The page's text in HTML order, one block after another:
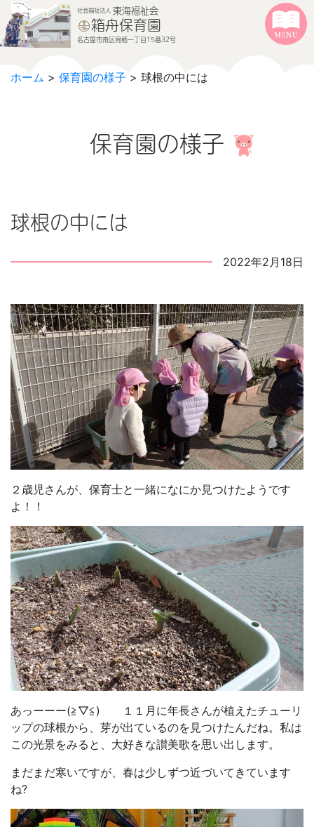
本文へジャンプする
メニューへジャンプする
社会福祉法人 東海福祉会
箱舟保育園
名古屋市南区鳥栖一丁目15番32号
ホーム > 保育園の様子 > 球根の中には
保育園の様子
球根の中には
2022年2月18日
２歳児さんが、保育士と一緒になにか見つけたようです
よ！！
あっーーー(≧▽≦) １１月に年長さんが植えたチューリ
ップの球根から、芽が出ているのを見つけたんだね。私は
この光景をみると、大好きな讃美歌を思い出します。
まだまだ寒いですが、春は少しずつ近づいてきています
ね?